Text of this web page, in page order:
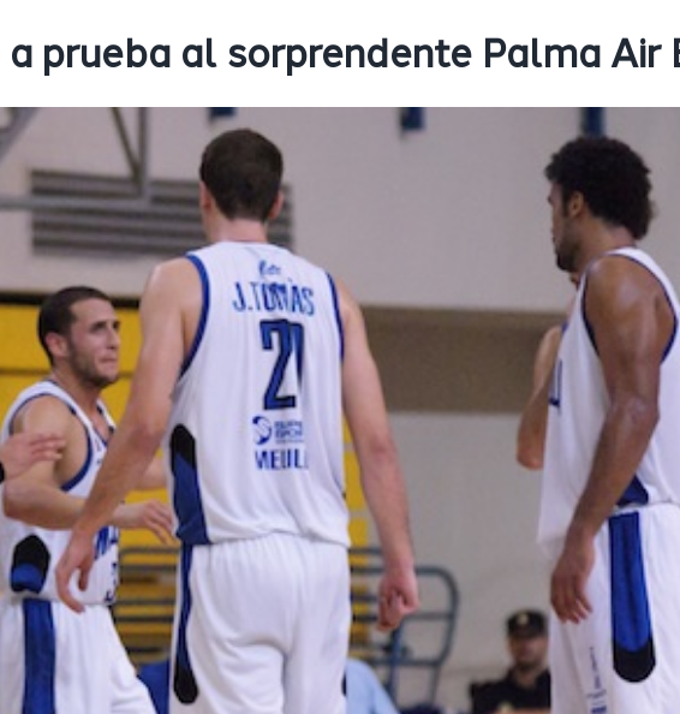
prueba al sorprendente Palma Air